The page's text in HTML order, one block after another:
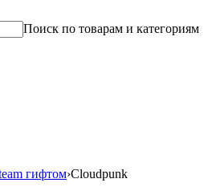
Поиск по товарам и категориям
гифтом›Cloudpunk